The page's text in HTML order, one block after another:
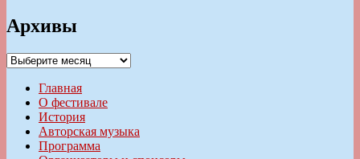
Архивы
Архивы
Главная
О фестивале
История
Авторская музыка
Программа